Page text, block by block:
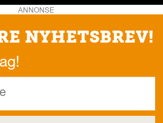
ANNONSE
NYHETSBREV!